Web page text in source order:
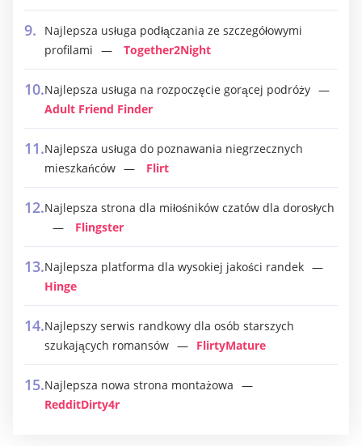
Najlepsza usługa podłączania ze szczegółowymi
profilami
Together2Night
Najlepsza usługa na rozpoczęcie gorącej podróży
Adult Friend Finder
Najlepsza usługa do poznawania niegrzecznych
mieszkańców
Flirt
Najlepsza strona dla miłośników czatów dla dorosłych
Flingster
Najlepsza platforma dla wysokiej jakości randek
Hinge
Najlepszy serwis randkowy dla osób starszych
szukających romansów
FlirtyMature
Najlepsza nowa strona montażowa
RedditDirty4r